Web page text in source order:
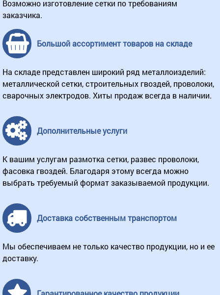
Возможно изготовление сетки по требованиям
заказчика.
Большой ассортимент товаров на складе
На складе представлен широкий ряд металлоизделий:
металлической сетки, строительных гвоздей, проволоки,
сварочных электродов. Хиты продаж всегда в наличии.
Дополнительные услуги
К вашим услугам размотка сетки, развес проволоки,
фасовка гвоздей. Благодаря этому всегда можно
выбрать требуемый формат заказываемой продукции.
Доставка собственным транспортом
Мы обеспечиваем не только качество продукции, но и ее
доставку.